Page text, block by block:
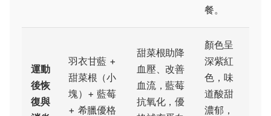
餐。
運動
後恢
復與
羽衣甘藍 +
甜菜根（小
塊）+ 藍莓
+ 希臘優格
甜菜根助降
血壓、改善
血流，藍莓
抗氧化，優
顏色呈
深紫紅
色，味
道酸甜
濃郁，